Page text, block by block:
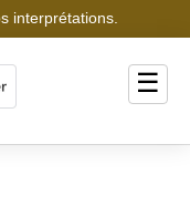
interprétations.
☰